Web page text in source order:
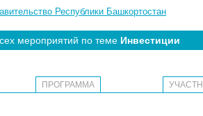
Республики Башкортостан
мероприятий по теме Инвестиции
ПРОГРАММА